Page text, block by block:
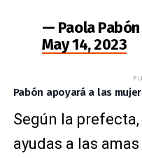
— Paola
May 14, 2023
Pabón apoyará a las
Según la
ayudas a las